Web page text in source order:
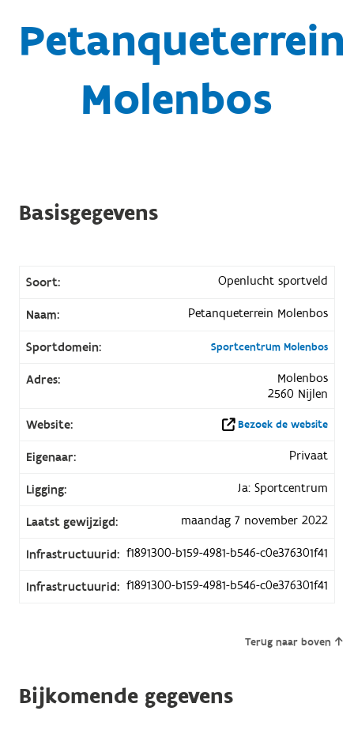
Petanqueterrein
Molenbos
Basisgegevens
Soort: Openlucht sportveld
Naam: Petanqueterrein Molenbos
Sportdomein: Sportcentrum Molenbos
Adres:
Molenbos
2560 Nijlen
Website:
Bezoek de website
Eigenaar: Privaat
Ligging: Ja: Sportcentrum
Laatst gewijzigd: maandag 7 november 2022
Infrastructuurid: f1891300-b159-4981-b546-c0e376301f41
Infrastructuurid: f1891300-b159-4981-b546-c0e376301f41
Terug naar boven
Bijkomende gegevens